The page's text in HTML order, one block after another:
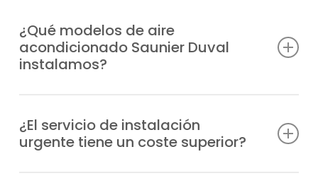
¿Qué modelos de aire
acondicionado Saunier Duval
instalamos?
VivAir one SDHL1‑030 NW,
VivAir Lite SDHB1‑050,
¿El servicio de instalación
urgente tiene un coste superior?